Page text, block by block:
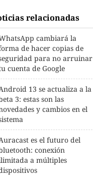
relacionadas
cambiará la
de hacer copias de
para no arruinar
cuenta de Google
13 se actualiza a la
3: estas son las
y cambios en el
es el futuro del
conexión
a múltiples